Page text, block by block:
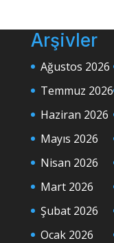
Arşivler
Ağustos 2026
Temmuz 2026
Haziran 2026
Mayıs 2026
Nisan 2026
Mart 2026
Şubat 2026
Ocak 2026